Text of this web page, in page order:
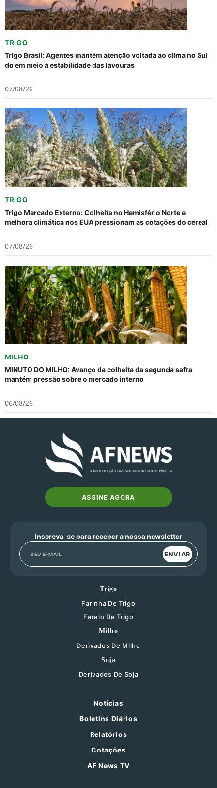
TRIGO
Trigo Brasil: Agentes mantém atenção voltada ao clima no Sul
do em meio à estabilidade das lavouras
07/08/26
TRIGO
Trigo Mercado Externo: Colheita no Hemisfério Norte e
melhora climática nos EUA pressionam as cotações do cereal
07/08/26
MILHO
MINUTO DO MILHO: Avanço da colheita da segunda safra
mantém pressão sobre o mercado interno
06/08/26
ASSINE AGORA
Inscreva-se para receber a nossa newsletter
ENVIAR
Trigo
Farinha De Trigo
Farelo De Trigo
Milho
Derivados De Milho
Soja
Derivados De Soja
Notícias
Boletins Diários
Relatórios
Cotações
AF News TV